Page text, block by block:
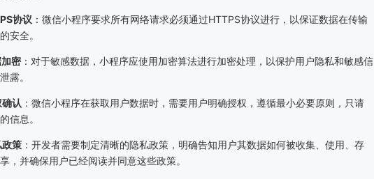
协议 ：微信小程序要求所有网络请求必须通过HTTPS协议进行，以保证数据在传输
安全。
密：对于敏感数据，小程序应使用加密算法进行加密处理，以保护用户隐私和敏感信
露。
认 ：微信小程序在获取用户数据时，需要用户明确授权，遵循最小必要原则，只请
信息。
策 ：开发者需要制定清晰的隐私政策，明确告知用户其数据如何被收集、使用、存
，并确保用户已经阅读并同意这些政策。